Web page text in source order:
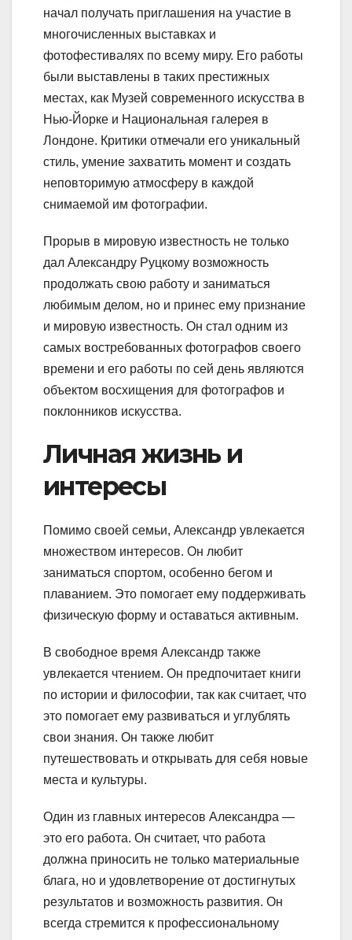
начал получать приглашения на участие в
многочисленных выставках и
фотофестивалях по всему миру. Его работы
были выставлены в таких престижных
местах, как Музей современного искусства в
Нью-Йорке и Национальная галерея в
Лондоне. Критики отмечали его уникальный
стиль, умение захватить момент и создать
неповторимую атмосферу в каждой
снимаемой им фотографии.
Прорыв в мировую известность не только
дал Александру Руцкому возможность
продолжать свою работу и заниматься
любимым делом, но и принес ему признание
и мировую известность. Он стал одним из
самых востребованных фотографов своего
времени и его работы по сей день являются
объектом восхищения для фотографов и
поклонников искусства.
Личная жизнь и
интересы
Помимо своей семьи, Александр увлекается
множеством интересов. Он любит
заниматься спортом, особенно бегом и
плаванием. Это помогает ему поддерживать
физическую форму и оставаться активным.
В свободное время Александр также
увлекается чтением. Он предпочитает книги
по истории и философии, так как считает, что
это помогает ему развиваться и углублять
свои знания. Он также любит
путешествовать и открывать для себя новые
места и культуры.
Один из главных интересов Александра —
это его работа. Он считает, что работа
должна приносить не только материальные
блага, но и удовлетворение от достигнутых
результатов и возможность развития. Он
всегда стремится к профессиональному